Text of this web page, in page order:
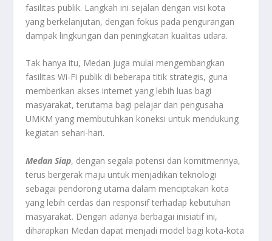
fasilitas publik. Langkah ini sejalan dengan visi kota
yang berkelanjutan, dengan fokus pada pengurangan
dampak lingkungan dan peningkatan kualitas udara.
Tak hanya itu, Medan juga mulai mengembangkan
fasilitas Wi-Fi publik di beberapa titik strategis, guna
memberikan akses internet yang lebih luas bagi
masyarakat, terutama bagi pelajar dan pengusaha
UMKM yang membutuhkan koneksi untuk mendukung
kegiatan sehari-hari.
Medan Siap, dengan segala potensi dan komitmennya,
terus bergerak maju untuk menjadikan teknologi
sebagai pendorong utama dalam menciptakan kota
yang lebih cerdas dan responsif terhadap kebutuhan
masyarakat. Dengan adanya berbagai inisiatif ini,
diharapkan Medan dapat menjadi model bagi kota-kota